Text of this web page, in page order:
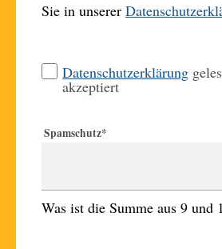
Sie in unserer
Datenschutzerklärung
akzeptiert
Spamschutz*
Was ist die Summe aus 9 und